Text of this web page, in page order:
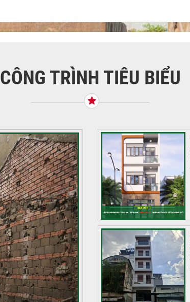
CÔNG TRÌNH TIÊU BIỂU